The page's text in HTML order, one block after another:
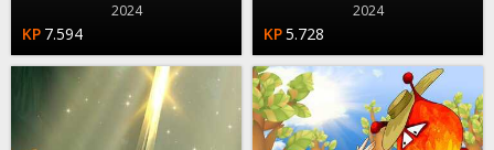
2024
7.594
2024
5.728